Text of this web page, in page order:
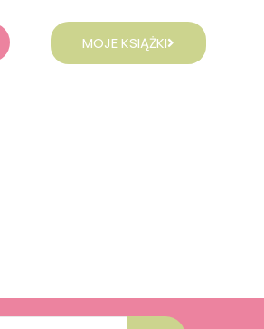
MOJE KSIĄŻKI